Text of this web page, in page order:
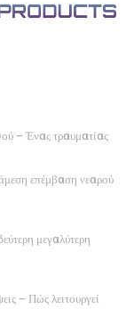
– Ένας τραυματίας
επέμβαση νεαρού
μεγαλύτερη
– Πώς λειτουργεί